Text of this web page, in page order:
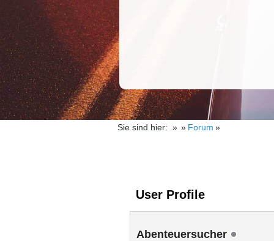
Sie sind hier: Forum
User Profile
Abenteuersucher